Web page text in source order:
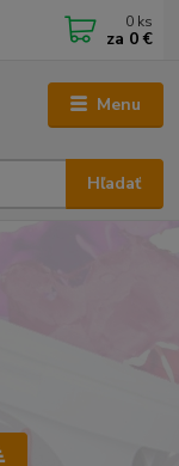
Menu
Hľadať
0 ks
za 0 €